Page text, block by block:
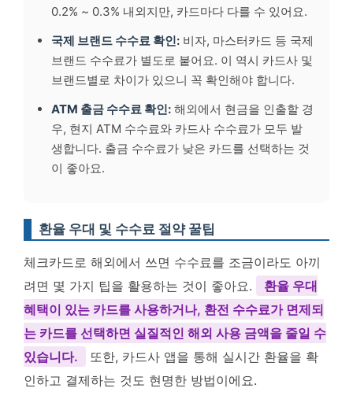
0.2% ~ 0.3% 내외지만, 카드마다 다를 수 있어요.
국제 브랜드 수수료 확인: 비자, 마스터카드 등 국제
브랜드 수수료가 별도로 붙어요. 이 역시 카드사 및
브랜드별로 차이가 있으니 꼭 확인해야 합니다.
ATM 출금 수수료 확인: 해외에서 현금을 인출할 경
우, 현지 ATM 수수료와 카드사 수수료가 모두 발
생합니다. 출금 수수료가 낮은 카드를 선택하는 것
이 좋아요.
환율 우대 및 수수료 절약 꿀팁
체크카드로 해외에서 쓰면 수수료를 조금이라도 아끼
려면 몇 가지 팁을 활용하는 것이 좋아요.
환율 우대
혜택이 있는 카드를 사용하거나, 환전 수수료가 면제되
는 카드를 선택하면 실질적인 해외 사용 금액을 줄일 수
있습니다.
또한, 카드사 앱을 통해 실시간 환율을 확
인하고 결제하는 것도 현명한 방법이에요.